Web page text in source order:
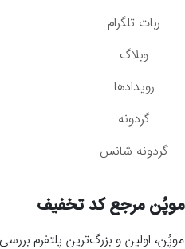
ربات تلگرام
وبلاگ
رویدادها
گردونه
گردونه شانس
موپُن مرجع کد تخفیف
موپُن، اولین و بزرگ‌ترین پلتفرم